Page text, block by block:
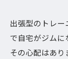
出張型のトレ
で自宅がジムに
その心配はあ